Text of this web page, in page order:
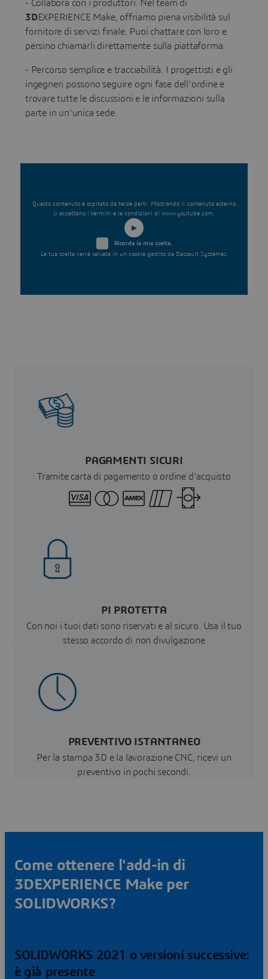
- Collabora con i produttori. Nel team di
3DEXPERIENCE Make, offriamo piena visibilità sul
fornitore di servizi finale. Puoi chattare con loro e
persino chiamarli direttamente sulla piattaforma.
- Percorso semplice e tracciabilità. I progettisti e gli
ingegneri possono seguire ogni fase dell'ordine e
trovare tutte le discussioni e le informazioni sulla
parte in un'unica sede.
Questo contenuto è ospitato da terze parti. Mostrando il contenuto esterno
si accettano i termini e le condizioni di www.youtube.com.
Ricorda la mia scelta.
La tua scelta verrà salvata in un cookie gestito da Dassault Systèmes.
PAGAMENTI SICURI
Tramite carta di pagamento o ordine d'acquisto
PI PROTETTA
Con noi i tuoi dati sono riservati e al sicuro. Usa il tuo
stesso accordo di non divulgazione
PREVENTIVO ISTANTANEO
Per la stampa 3D e la lavorazione CNC, ricevi un
preventivo in pochi secondi.
Come ottenere l'add-in di
3DEXPERIENCE Make per
SOLIDWORKS?
SOLIDWORKS 2021 o versioni successive:
è già presente